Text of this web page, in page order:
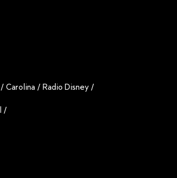
/Carolina / Radio Disney /
/